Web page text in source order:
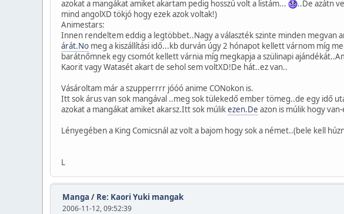
azokat a mangákat amiket akartam pedig hosszú volt a listám...
..De azátn
mind angolXD tökjó hogy ezek azok voltak!)
Animestars:
Innen rendeltem eddig a legtöbbet..Nagy a választék szinte minden megvan
árát.No meg a kiszállítási idő...kb durván úgy 2 hónapot kellett várnom míg
barátnőmnek egy csomót kellett várnia míg megkapja a szülinapi
Kaorit vagy Watasét akart de sehol sem voltXD!De hát..ez van..
Vásároltam már a szupperrrr jóóó anime CONokon is.
Itt sok árus van sok mangával ..meg sok tülekedő ember tömeg..de egy idő
azokat a mangákat amiket akarsz.Itt sok múlikezen.De azon is múlik hogy
Lényegében a King Comicsnál az volt a bajom hogy sok a német..(bele kell
L
Manga / Re: Kaori Yuki mangak
2006-11-12, 09:52:39